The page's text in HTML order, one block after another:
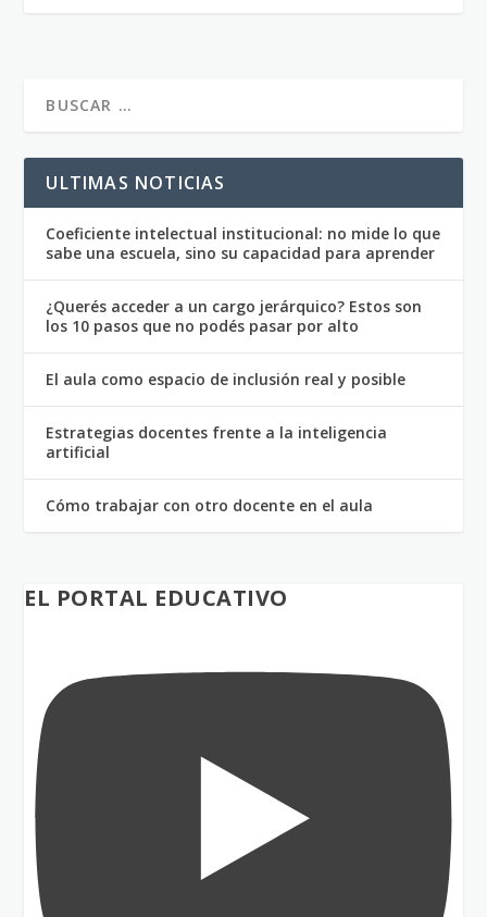
ULTIMAS NOTICIAS
Coeficiente intelectual institucional: no mide lo que
sabe una escuela, sino su capacidad para aprender
¿Querés acceder a un cargo jerárquico? Estos son
los 10 pasos que no podés pasar por alto
El aula como espacio de inclusión real y posible
Estrategias docentes frente a la inteligencia
artificial
Cómo trabajar con otro docente en el aula
EL PORTAL EDUCATIVO